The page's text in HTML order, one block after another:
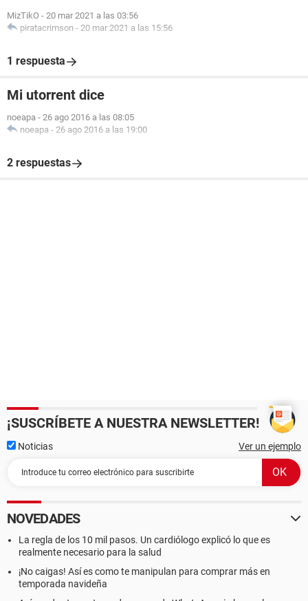
MizTikO - 20 mar 2021 a las 03:56
piratacrimson - 20 mar 2021 a las 15:56
1 respuesta
Mi utorrent dice
noeapa - 26 ago 2016 a las 08:05
noeapa - 26 ago 2016 a las 19:00
2 respuestas
¡SUSCRÍBETE A NUESTRA NEWSLETTER!
Noticias Ver un ejemplo
NOVEDADES
La regla de los 10 mil pasos. Un cardiólogo explicó lo que es
realmente necesario para la salud
¡No caigas! Así es como te manipulan para comprar más en
temporada navideña